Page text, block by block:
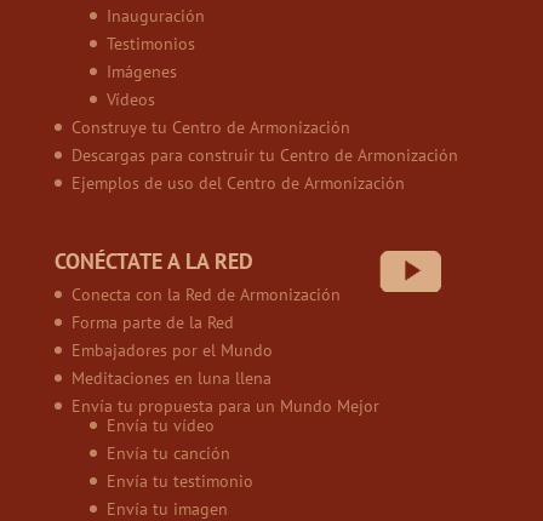
Inauguración
Testimonios
Imágenes
Vídeos
Construye tu Centro de Armonización
Descargas para construir tu Centro de Armonización
Ejemplos de uso del Centro de Armonización
CONÉCTATE A LA RED
Conecta con la Red de Armonización
Forma parte de la Red
Embajadores por el Mundo
Meditaciones en luna llena
Envía tu propuesta para un Mundo Mejor
Envía tu vídeo
Envía tu canción
Envía tu testimonio
Envía tu imagen